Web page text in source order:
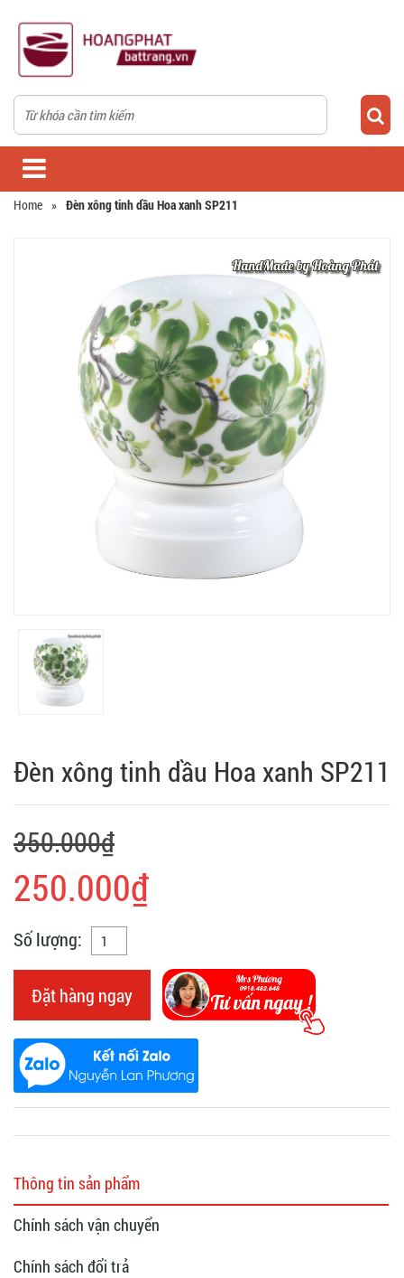
Home » Đèn xông tinh dầu Hoa xanh SP211
Đèn xông tinh dầu Hoa xanh SP211
350.000₫
250.000₫
Số lượng:
Đặt hàng ngay
Thông tin sản phẩm
Chính sách vận chuyển
Chính sách đổi trả